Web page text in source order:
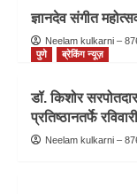
ज्ञानदेव संगीत
Neelam kulkarni –
पुणे
ब्रेकिंग न्यूज़
डॉ. किशोर
प्रतिष्ठानतर्फे
Neelam kulkarni –